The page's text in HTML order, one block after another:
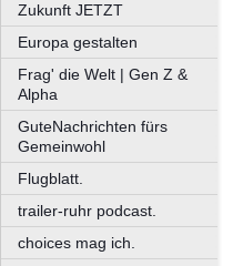
Zukunft JETZT
Europa gestalten
Frag' die Welt | Gen Z &
Alpha
GuteNachrichten fürs
Gemeinwohl
Flugblatt.
trailer-ruhr podcast.
choices mag ich.